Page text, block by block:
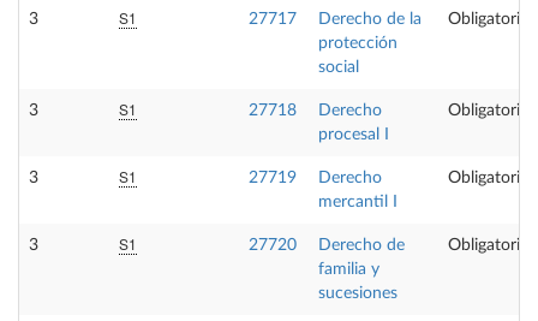
3 S1 27717
Derecho de la
protección
social
Obligatoria
3 S1 27718
Derecho
procesal I
Obligatoria
3 S1 27719
Derecho
mercantil I
Obligatoria
3 S1 27720
Derecho de
familia y
sucesiones
Obligatoria